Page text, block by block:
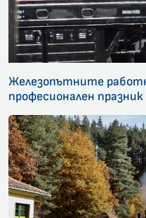
Железопътните
професионален празник